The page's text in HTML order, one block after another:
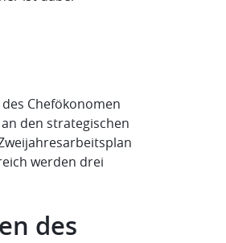
Chefökonomen
den strategischen
werden drei
des